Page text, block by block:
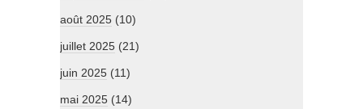
août 2025 (10)
juillet 2025 (21)
juin 2025 (11)
mai 2025 (14)